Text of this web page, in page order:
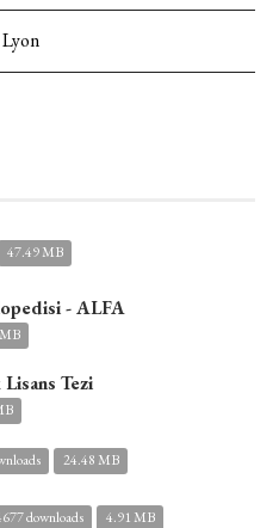
47.49 MB
- ALFA
Tezi
24.48 MB
downloads 4.91 MB